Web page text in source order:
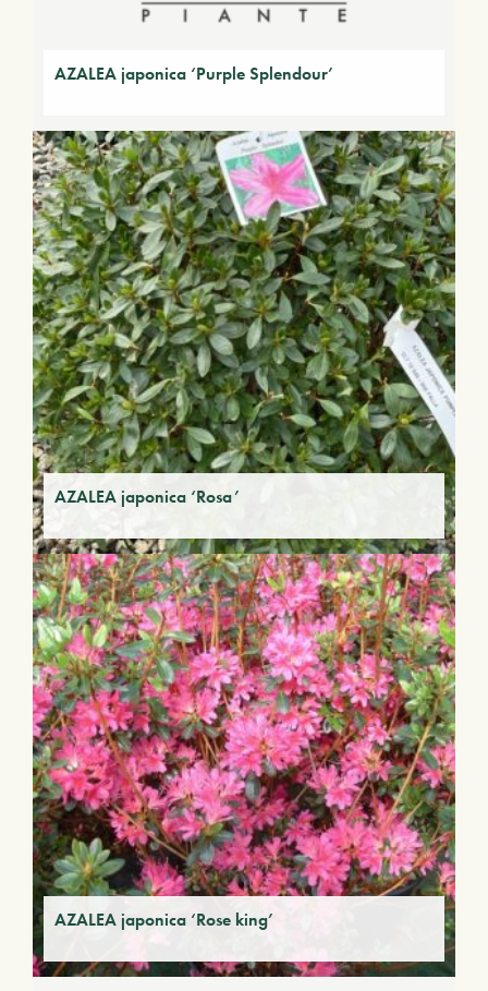
AZALEA japonica ‘Purple Splendour’
AZALEA japonica ‘Rosa’
AZALEA japonica ‘Rose king’